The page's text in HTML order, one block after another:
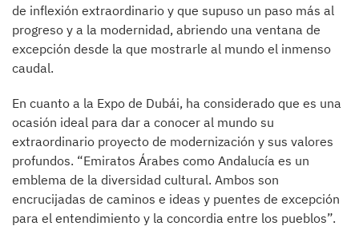
de inflexión extraordinario y que supuso un paso más al
progreso y a la modernidad, abriendo una ventana de
excepción desde la que mostrarle al mundo el inmenso
caudal.
En cuanto a la Expo de Dubái, ha considerado que es una
ocasión ideal para dar a conocer al mundo su
extraordinario proyecto de modernización y sus valores
profundos. “Emiratos Árabes como Andalucía es un
emblema de la diversidad cultural. Ambos son
encrucijadas de caminos e ideas y puentes de excepción
para el entendimiento y la concordia entre los pueblos”.